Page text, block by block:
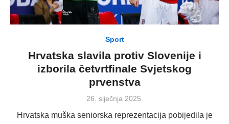
Sport
Hrvatska slavila protiv Slovenije i
izborila četvrtfinale Svjetskog
prvenstva
Posted
26. siječnja 2025.
Hrvatska muška seniorska reprezentacija pobijedila je